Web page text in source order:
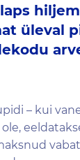
üleval
– kui